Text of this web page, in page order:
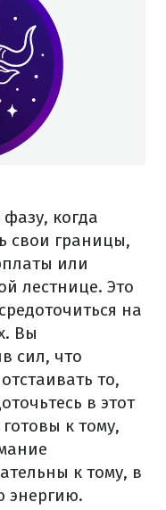
когда
свои границы,
или
лестнице. Это
на
Вы
сил, что
то,
в этот
к тому,
к тому, в
энергию.